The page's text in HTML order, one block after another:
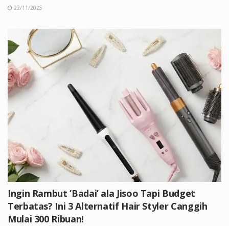
22/11/2025
Ingin Rambut ‘Badai’ ala Jisoo Tapi Budget
Terbatas? Ini 3 Alternatif Hair Styler Canggih
Mulai 300 Ribuan!